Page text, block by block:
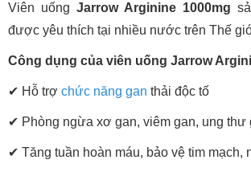
Viên uống Jarrow Arginine 1000mg
được yêu thích tại nhiều nước trên Thế
Công dụng của viên uống Jarrow
✔ Hỗ trợ chức năng gan thải độc tố
✔ Phòng ngừa xơ gan, viêm gan, ung thư
✔ Tăng tuần hoàn máu, bảo vệ tim mạch,